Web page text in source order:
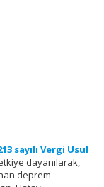
sayılı Vergi Usul
dayanılarak,
deprem